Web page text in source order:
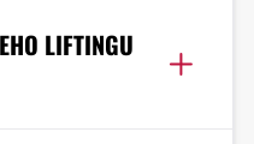
LIFTINGU